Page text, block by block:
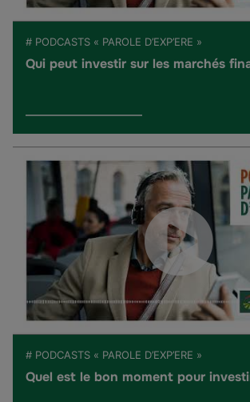
# PODCASTS « PAROLE D’EXP’ERE »
Qui peut investir sur les marchés
# PODCASTS « PAROLE D’EXP’ERE »
Quel est le bon moment pour